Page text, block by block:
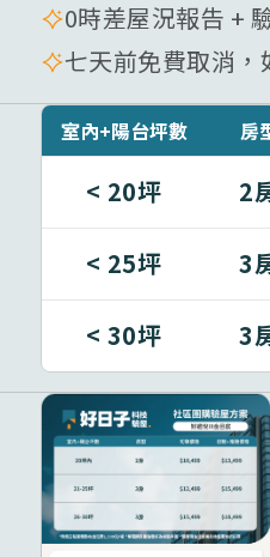
0時差屋況報告 +
七天前免費取消
室內+陽台坪數 房
< 20坪 2
< 25坪 3
< 30坪 3